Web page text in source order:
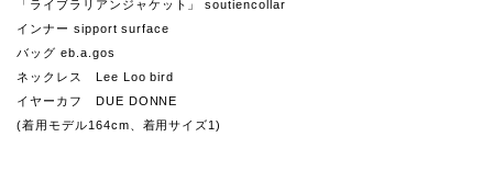
「ライブラリアンジャケット」 soutiencollar
インナー sipport surface
バッグ eb.a.gos
ネックレス Lee Loo bird
イヤーカフ DUE DONNE
(着用モデル164cm、着用サイズ1)